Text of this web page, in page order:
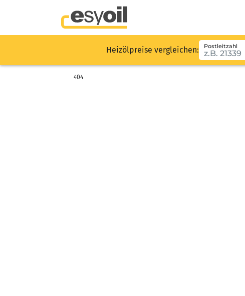
Heizölpreise vergleichen: Postleitzahl
404